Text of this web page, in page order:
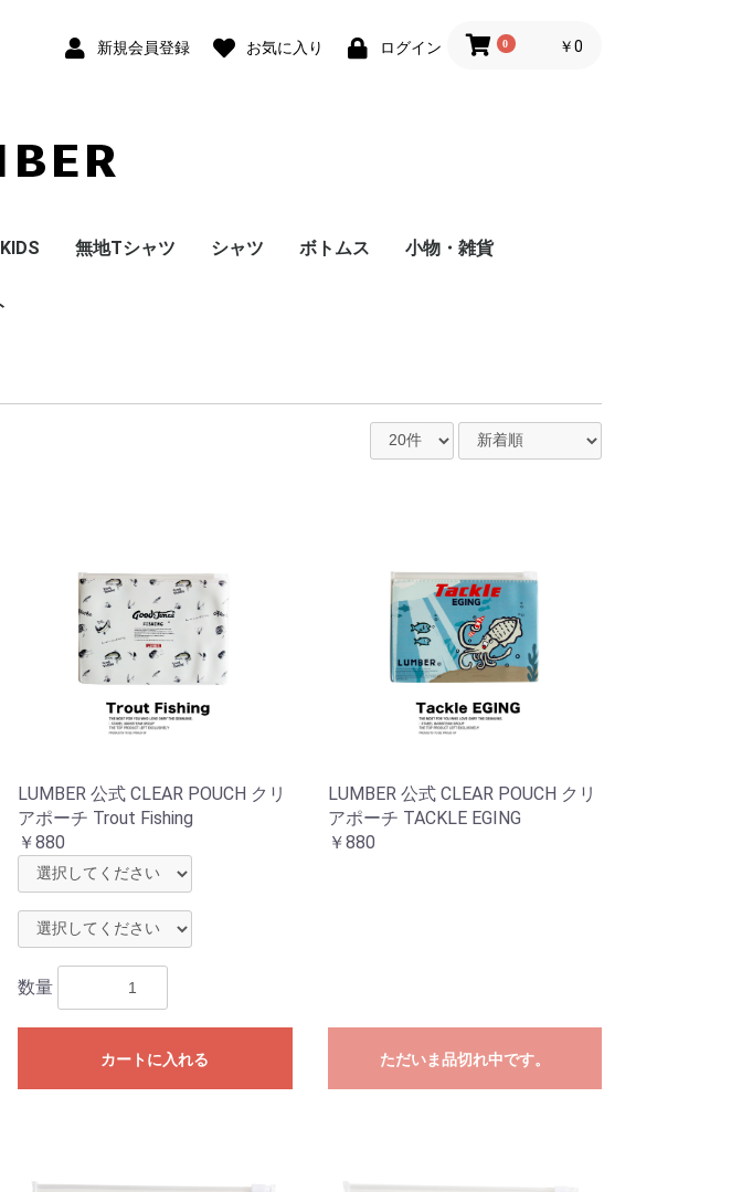
新規会員登録 お気に入り ログイン 0 ￥0
KIDS 無地Tシャツ シャツ ボトムス 小物・雑貨
LUMBER 公式 CLEAR POUCH クリ
アポーチ Trout Fishing
￥880
数量
カートに入れる
LUMBER 公式 CLEAR POUCH クリ
アポーチ TACKLE EGING
￥880
ただいま品切れ中です。